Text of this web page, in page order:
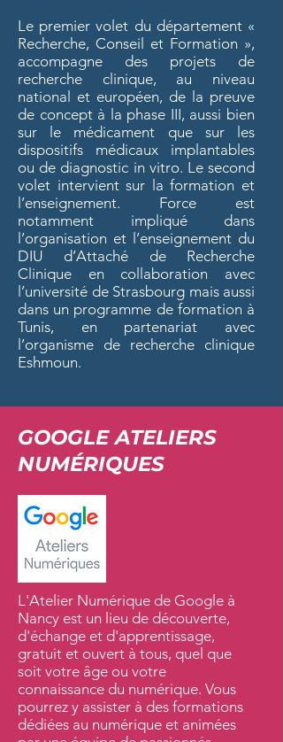
Le premier volet du département «
Recherche, Conseil et Formation »,
accompagne des projets de
recherche clinique, au niveau
national et européen, de la preuve
de concept à la phase III, aussi bien
sur le médicament que sur les
dispositifs médicaux implantables
ou de diagnostic in vitro. Le second
volet intervient sur la formation et
l’enseignement. Force est
notamment impliqué dans
l’organisation et l’enseignement du
DIU d’Attaché de Recherche
Clinique en collaboration avec
l’université de Strasbourg mais aussi
dans un programme de formation à
Tunis, en partenariat avec
l’organisme de recherche clinique
Eshmoun.
GOOGLE ATELIERS
NUMÉRIQUES
L'Atelier Numérique de Google à
Nancy est un lieu de découverte,
d'échange et d'apprentissage,
gratuit et ouvert à tous, quel que
soit votre âge ou votre
connaissance du numérique. Vous
pourrez y assister à des formations
dédiées au numérique et animées